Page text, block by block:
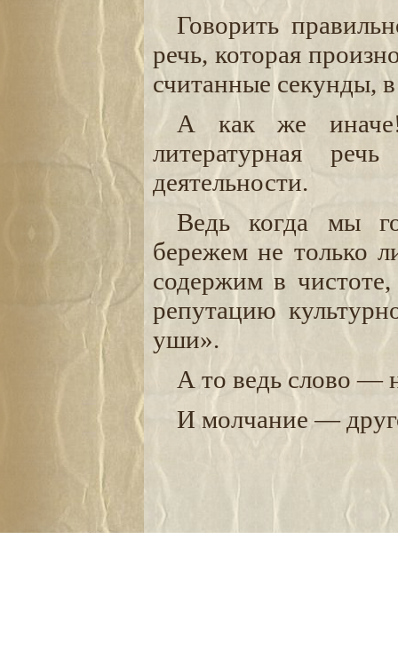
Говорить
речь, которая
считанные секунды,
А как же иначе!
литературная
деятельности.
Ведь когда мы
бережем не только
содержим в
репутацию
уши».
А то ведь слово —
И молчание —